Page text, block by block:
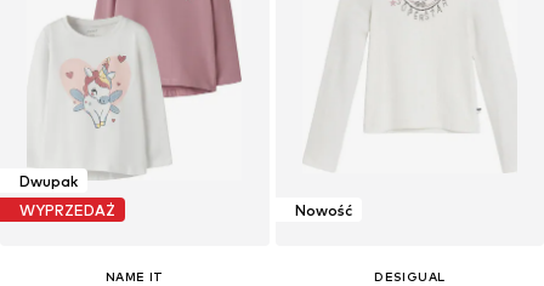
Dwupak
WYPRZEDAŻ
NAME IT
Nowość
DESIGUAL